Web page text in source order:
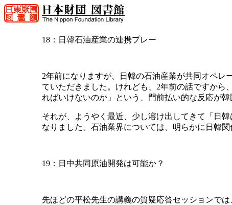
18：日韓石油産業の連携プレー
2年前になりますが、日韓の石油産業が共同オペレ
ていただきました。けれども、2年前の話ですから
ればいけないのか」という、門前払い的な反応が韓
それが、ようやく最近、少し溶け出してきて「日
なりました。石油業界については、明らかに日韓関
19：日中共同原油開発は可能か？
先ほどの平松先生の講義の質疑応答セッションで